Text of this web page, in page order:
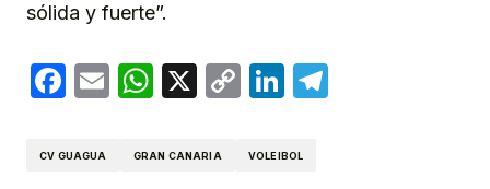
sólida y fuerte”.
Facebook
EmailWhatsApp
X
CopyLinkedIn
CV GUAGUA GRAN CANARIA VOLEIBOL